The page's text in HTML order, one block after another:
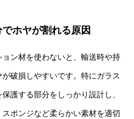
ホヤが割れる原因
ン材を使わないと、輸送時や持
破損しやすいです。特にガラス
護する部分をしっかり設計し、
ポンジなど柔らかい素材を適切